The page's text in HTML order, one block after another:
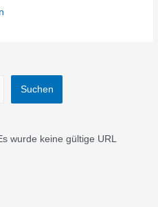
Suchen
wurde keine gültige URL